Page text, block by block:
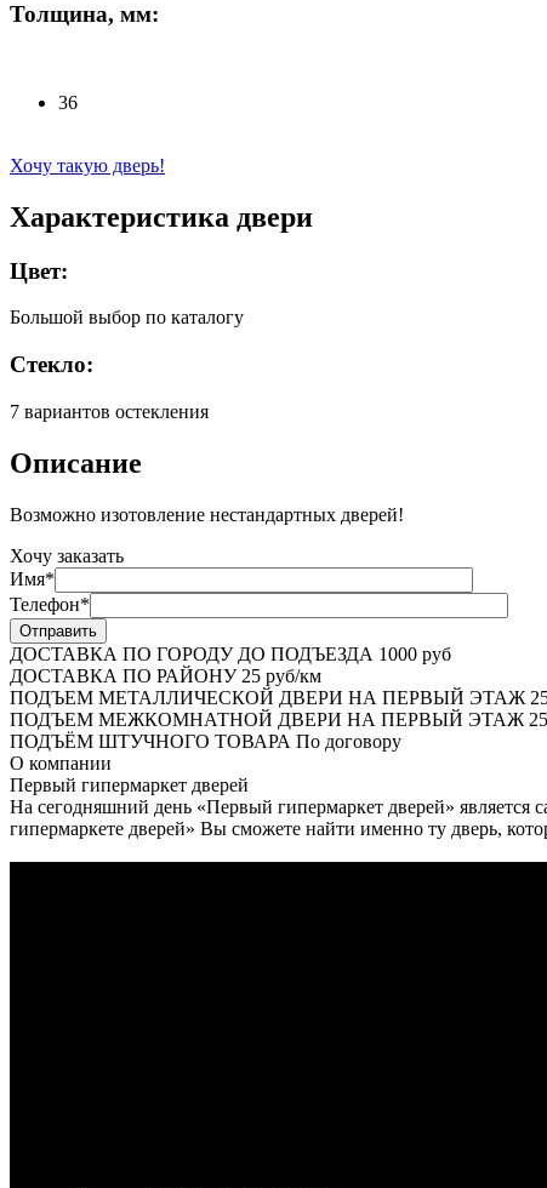
Толщина, мм:
36
Хочу такую дверь!
Характеристика двери
Цвет:
Большой выбор по каталогу
Стекло:
7 вариантов остекления
Описание
Возможно изотовление нестандартных дверей!
Хочу заказать
Имя*
Телефон*
ДОСТАВКА ПО ГОРОДУ ДО ПОДЪЕЗДА 1000 руб
ДОСТАВКА ПО РАЙОНУ25 руб/км
ПОДЪЕМ МЕТАЛЛИЧЕСКОЙ ДВЕРИ НА ПЕРВЫЙ ЭТАЖ
ПОДЪЕМ МЕЖКОМНАТНОЙ ДВЕРИ НА ПЕРВЫЙ ЭТАЖ
ПОДЪЁМ ШТУЧНОГО ТОВАРА По договору
О компании
Первый гипермаркет дверей
На сегодняшний день «Первый гипермаркет дверей»
гипермаркете дверей» Вы сможете найти именно ту дверь,